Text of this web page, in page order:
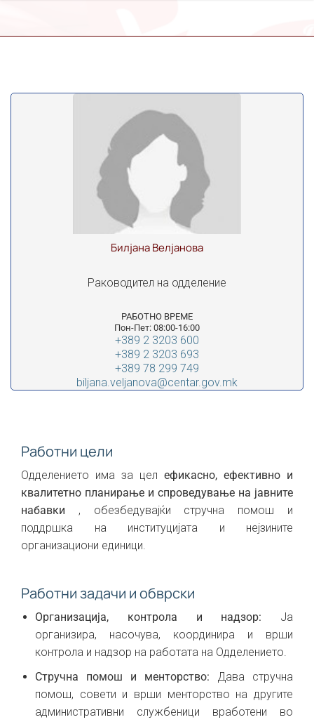
Работни цели
Одделението има за цел ефикасно, ефективно и
квалитетно планирање и спроведување на јавните
набавки , обезбедувајќи стручна помош и
поддршка на институцијата и нејзините
организациони единици.
Работни задачи и обврски
Организација, контрола и надзор: Ја
организира, насочува, координира и врши
контрола и надзор на работата на Одделението.
Стручна помош и менторство: Дава стручна
помош, совети и врши менторство на другите
административни службеници вработени во
Билјана Велјанова
Раководител на одделение
РАБОТНО ВРЕМЕ
Пон-Пет: 08:00-16:00
+389 2 3203 600
+389 2 3203 693
+389 78 299 749
biljana.veljanova@centar.gov.mk